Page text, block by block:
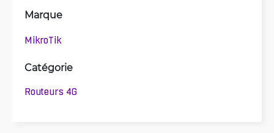
Marque
MikroTik
Catégorie
Routeurs 4G